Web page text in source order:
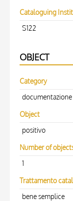
Cataloguing
S122
OBJECT
Category
Object
positivo
Number of
1
Trattamento
bene semplice